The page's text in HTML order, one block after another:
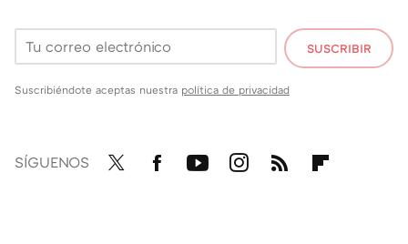
SUSCRIBIR
Suscribiéndote aceptas nuestra política de privacidad
SÍGUENOS